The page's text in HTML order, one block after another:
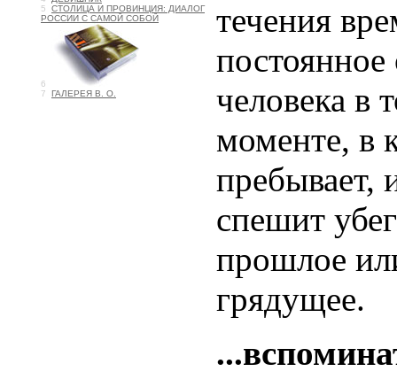
течения
постоянное
человека в
моменте, в
пребывает,
спешит
прошлое
грядущее.